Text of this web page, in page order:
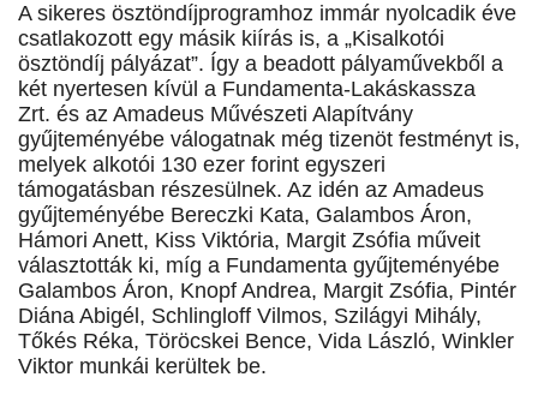
A sikeres ösztöndíjprogramhoz immár nyolcadik éve
csatlakozott egy másik kiírás is, a „Kisalkotói
ösztöndíj pályázat”. Így a beadott pályaművekből a
két nyertesen kívül a Fundamenta-Lakáskassza
Zrt. és az Amadeus Művészeti Alapítvány
gyűjteményébe válogatnak még tizenöt festményt is,
melyek alkotói 130 ezer forint egyszeri
támogatásban részesülnek. Az idén az Amadeus
gyűjteményébe Bereczki Kata, Galambos Áron,
Hámori Anett, Kiss Viktória, Margit Zsófia műveit
választották ki, míg a Fundamenta gyűjteményébe
Galambos Áron, Knopf Andrea, Margit Zsófia, Pintér
Diána Abigél, Schlingloff Vilmos, Szilágyi Mihály,
Tőkés Réka, Töröcskei Bence, Vida László, Winkler
Viktor munkái kerültek be.